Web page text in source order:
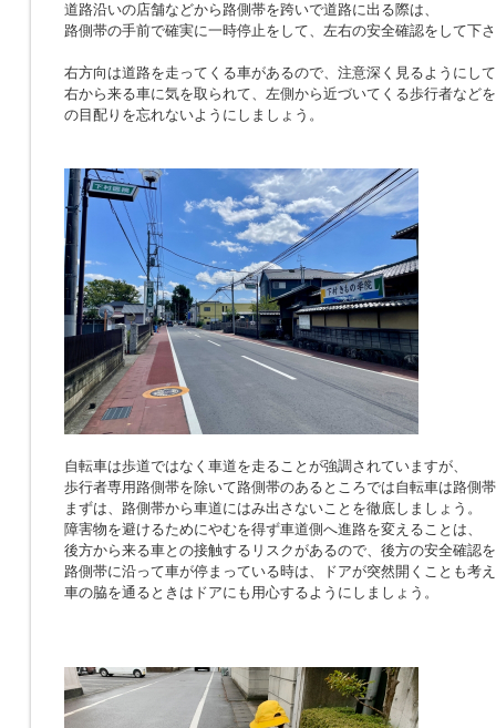
道路沿いの店舗などから路側帯を跨いで道路に出る際は、
路側帯の手前で確実に一時停止をして、左右の安全確認をして下
右方向は道路を走ってくる車があるので、注意深く見るようにし
右から来る車に気を取られて、左側から近づいてくる歩行者など
の目配りを忘れないようにしましょう。
自転車は歩道ではなく車道を走ることが強調されていますが、
歩行者専用路側帯を除いて路側帯のあるところでは自転車は路側
まずは、路側帯から車道にはみ出さないことを徹底しましょう。
障害物を避けるためにやむを得ず車道側へ進路を変えることは、
後方から来る車との接触するリスクがあるので、後方の安全確認
路側帯に沿って車が停まっている時は、ドアが突然開くことも考
車の脇を通るときはドアにも用心するようにしましょう。